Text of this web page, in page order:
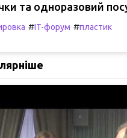
та одноразовий
#IT-форум #пластик